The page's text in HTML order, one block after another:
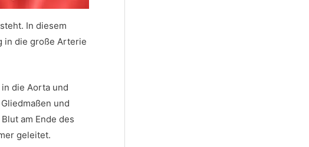
In diesem
in die große Arterie
die Aorta und
und
am Ende des
geleitet.